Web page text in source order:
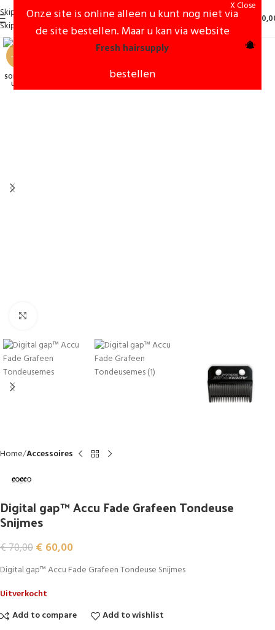
Skip to navigation
Skip to main content
0
-14%
SOLD O
UT
Home Accessoires
Digital gap™ Accu Fade Grafeen Tondeuse
Snijmes
€70,00€ 60,00
Digital gap™ Accu Fade Grafeen Tondeuse Snijmes
Uitverkocht
Add to compare
Add to wishlist
X Close
Onze site is online alleen u kunt nog niet via
de site bestellen. Maar u kan via website
Fresh hairsupply
bestellen